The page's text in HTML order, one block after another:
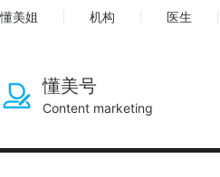
懂美姐 机构 医生
懂美号
Content marketing